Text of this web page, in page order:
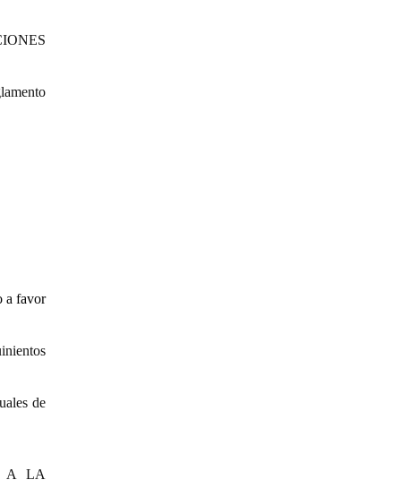
a favor
de
A LA